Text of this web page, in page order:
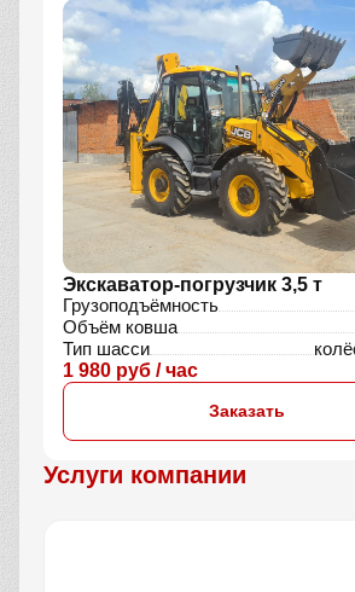
Экскаватор-погрузчик 3,5 т
Грузоподъёмность
Объём ковша
Тип шасси
1 980 руб / час
Заказать
Услуги компании